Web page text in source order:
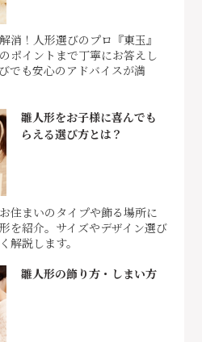
消！人形選びのプロ『東玉』
ポイントまで丁寧にお答えし
でも安心のアドバイスが満
雛人形をお子様に喜んでも
らえる選び方とは？
住まいのタイプや飾る場所に
を紹介。サイズやデザイン選び
解説します。
雛人形の飾り方・しまい方